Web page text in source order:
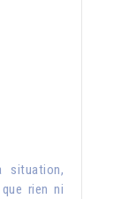
situation,
rien ni